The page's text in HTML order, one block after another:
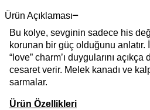
Ürün Açıklaması
Bu kolye, sevginin sadece his
korunan bir güç olduğunu anlatır.
“love” charm’ı duygularını
cesaret verir. Melek kanadı ve
sarmalar.
Ürün Özellikleri